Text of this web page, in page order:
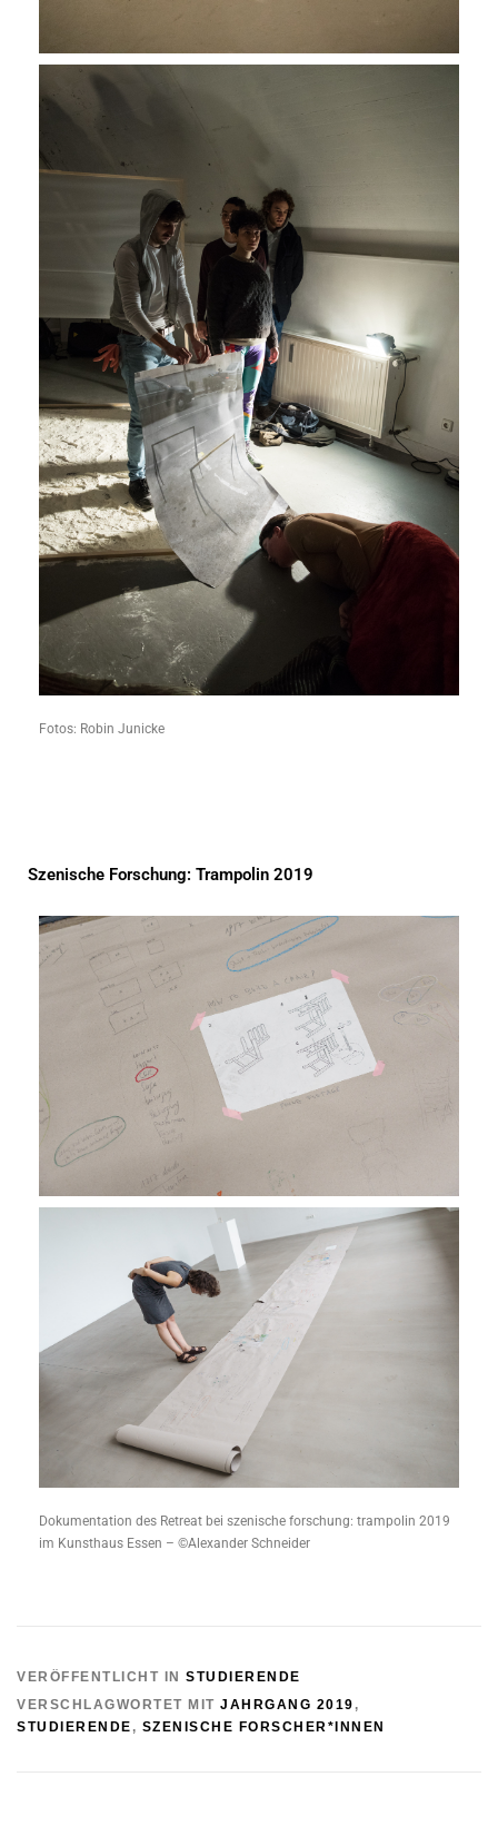
Fotos: Robin Junicke
Szenische Forschung: Trampolin 2019
Dokumentation des Retreat bei szenische forschung: trampolin 2019
im Kunsthaus Essen – ©Alexander Schneider
VERÖFFENTLICHT IN STUDIERENDE
VERSCHLAGWORTET MIT JAHRGANG 2019 ,
STUDIERENDE , SZENISCHE FORSCHER*INNEN